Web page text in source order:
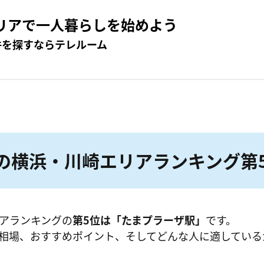
で一人暮らしを始めよう
探すならテレルーム
横浜・川崎エリアランキング
ランキングの第5位は「たまプラーザ駅」 です。
場、おすすめポイント、そしてどんな人に適してい